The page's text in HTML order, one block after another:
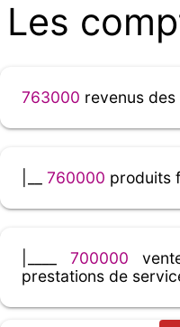
Les
763000 revenus
760000 produits
700000
prestations de